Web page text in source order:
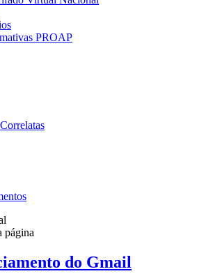
PROAP
página
do Gmail